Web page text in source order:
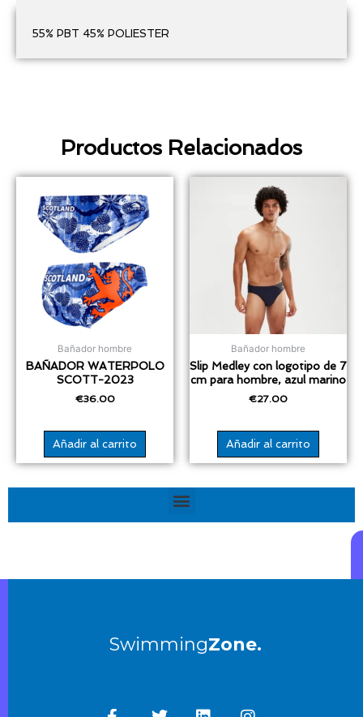
Productos Relacionados
Bañador hombre
BAÑADOR WATERPOLO
SCOTT-2023
€36.00
Añadir al carrito
Bañador hombre
Slip Medley con logotipo de 7
cm para hombre, azul marino
€27.00
Añadir al carrito
55% PBT 45% POLIESTER
Menú
SwimmingZone.